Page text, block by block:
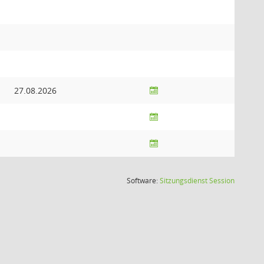
27.08.2026
Software:SitzungsdienstSession(Wird in